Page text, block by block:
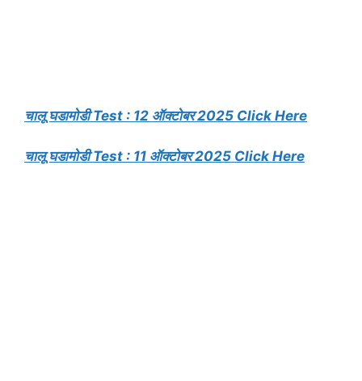
चालू घडामोडी Test : 12 ऑक्टोबर 2025 Click Here
चालू घडामोडी Test : 11 ऑक्टोबर 2025 Click Here